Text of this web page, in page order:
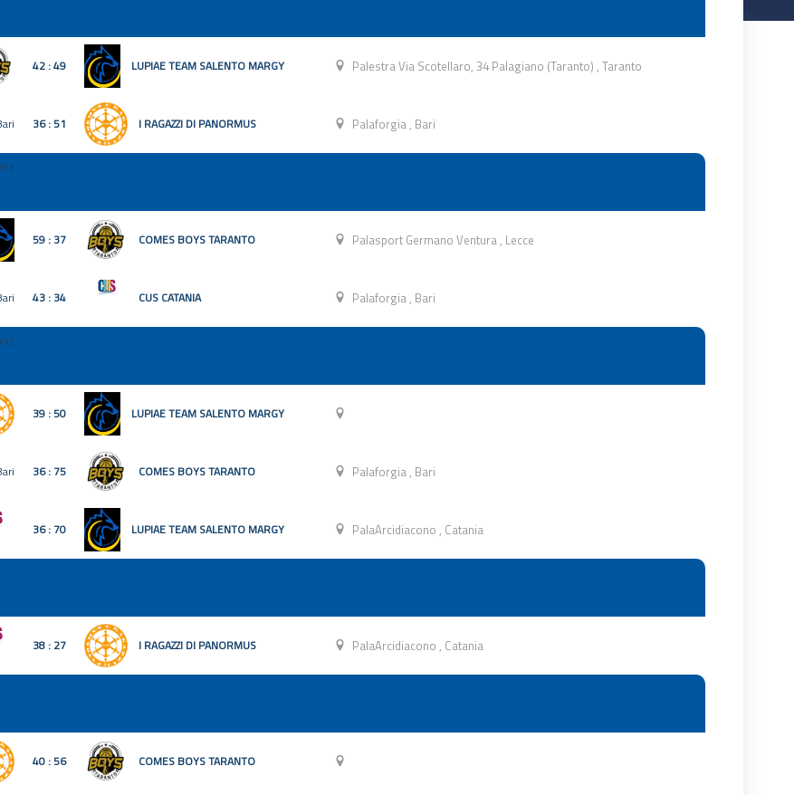
42 : 49 LUPIAE TEAM SALENTO MARGY Palestra Via Scotellaro, 34 Palagiano (Taranto),Taranto
36 : 51 I RAGAZZI DI PANORMUS Palaforgia, Bari
59 : 37 COMES BOYS TARANTO Palasport Germano Ventura, Lecce
43 : 34 CUS CATANIA Palaforgia, Bari
39 : 50 LUPIAE TEAM SALENTO MARGY
36 : 75 COMES BOYS TARANTO Palaforgia, Bari
36 : 70 LUPIAE TEAM SALENTO MARGY PalaArcidiacono, Catania
38 : 27 I RAGAZZI DI PANORMUS PalaArcidiacono, Catania
40 : 56 COMES BOYS TARANTO